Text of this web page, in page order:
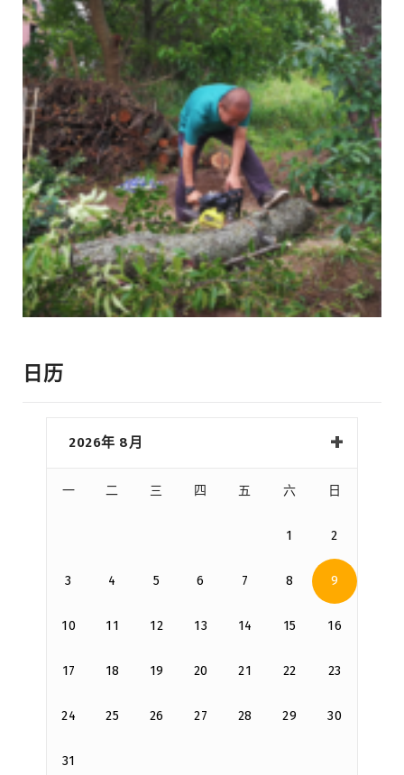
日历
2026年 8月
一 二 三 四 五 六 日
1 2
3 4 5 6 7 8 9
10 11 12 13 14 15 16
17 18 19 20 21 22 23
24 25 26 27 28 29 30
31